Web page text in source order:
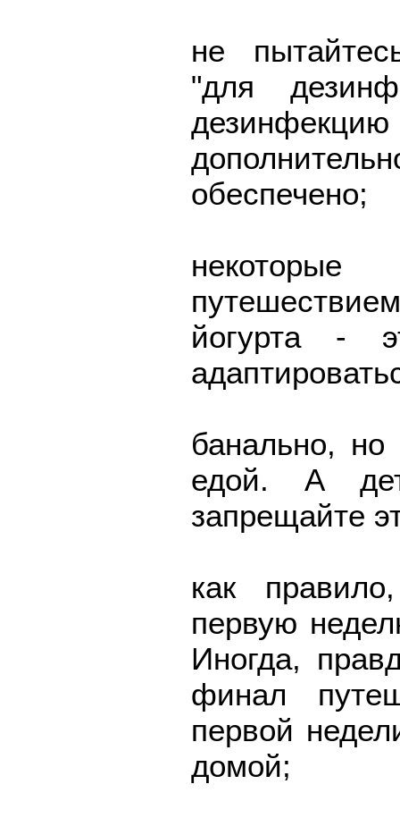
не
"для
дезинфекцию
обеспечено;
йогурта -
банально, но
едой. А
запрещайте
как
первую
Иногда,
финал
первой
домой;